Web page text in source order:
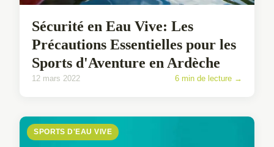
Sécurité en Eau Vive: Les
Précautions Essentielles pour les
Sports d'Aventure en Ardèche
12 mars 2022 6 min de lecture →
SPORTS D'EAU VIVE